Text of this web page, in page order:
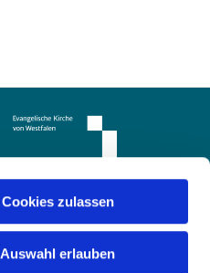
Cookies zulassen
Auswahl erlauben